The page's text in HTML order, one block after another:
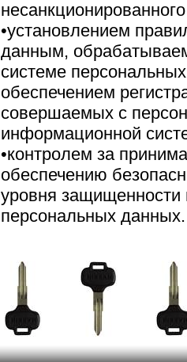
•установлением
данным,
системе
обеспечением
совершаемых с
информационной
•контролем за
обеспечению
уровня
персональных данных.